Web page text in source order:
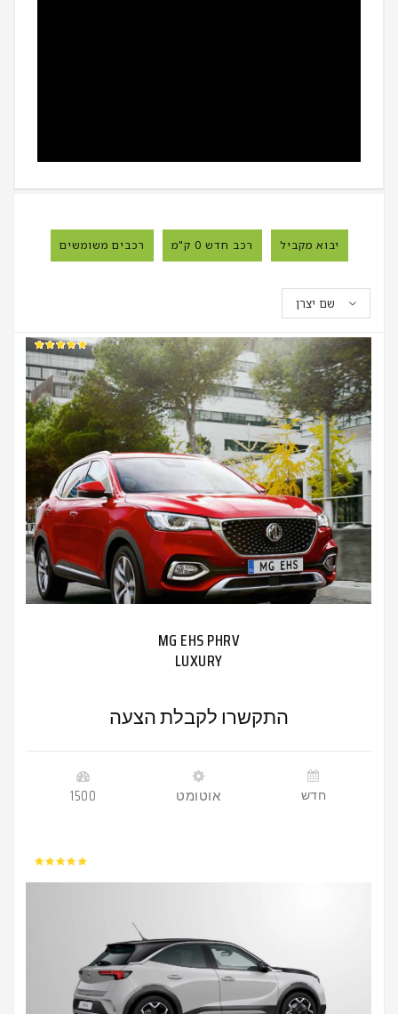
רכבים משומשים רכב חדש 0 ק"מ יבוא מקביל
שם יצרן
MG EHS PHRV
LUXURY
התקשרו לקבלת הצעה
1500 אוטומט חדש